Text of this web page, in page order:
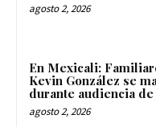
agosto 2, 2026
En Mexicali:
Kevin González se
durante audiencia
agosto 2, 2026